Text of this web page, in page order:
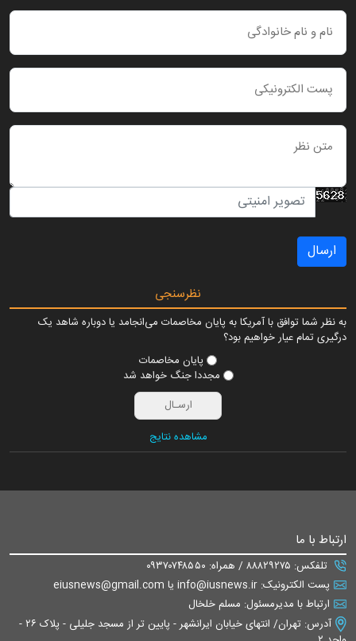
ارسال
نظرسنجی
به نظر شما توافق با آمریکا به پایان مخاصمات می‌انجامد یا دوباره شاهد یک
درگیری تمام عیار خواهیم بود؟
پایان مخاصمات
مجددا جنگ خواهد شد
مشاهده نتایج
ارتباط با ما
تلفکس: ۸۸۸۲۹۲۷۵ / همراه: ۰۹۳۷۰۷۴۸۵۵۰
پست الکترونیک: info@iusnews.ir یا eiusnews@gmail.com
ارتباط با مدیرمسئول: مسلم خلخال
آدرس: تهران/ انتهای خیابان ایرانشهر - پایین تر از مسجد جلیلی - پلاک ۲۶ -